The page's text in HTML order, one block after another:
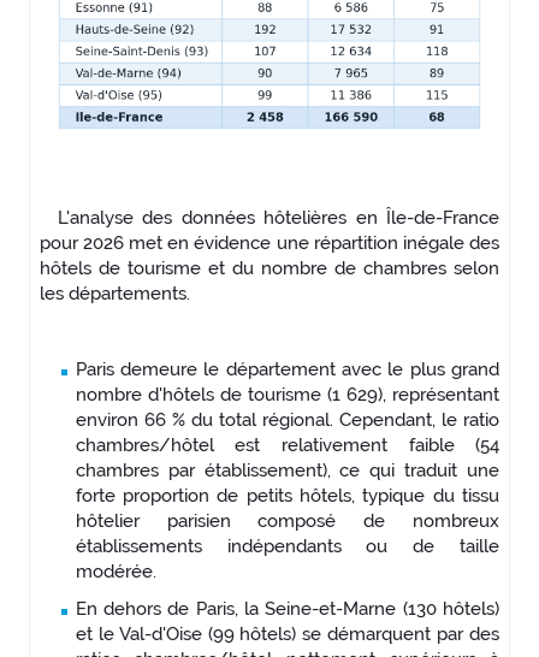
L'analyse des données hôtelières en Île-de-France
pour 2026 met en évidence une répartition inégale des
hôtels de tourisme et du nombre de chambres selon
les départements.
Paris demeure le département avec le plus grand
nombre d'hôtels de tourisme (1 629), représentant
environ 66 % du total régional. Cependant, le ratio
chambres/hôtel est relativement faible (54
chambres par établissement), ce qui traduit une
forte proportion de petits hôtels, typique du tissu
hôtelier parisien composé de nombreux
établissements indépendants ou de taille
modérée.
En dehors de Paris, la Seine-et-Marne (130 hôtels)
et le Val-d'Oise (99 hôtels) se démarquent par des